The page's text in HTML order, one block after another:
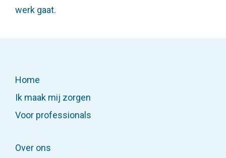
Voor professionals
Veelgestelde vragen
werk gaat.
Home
Ik maak mij zorgen
Voor professionals
Over ons